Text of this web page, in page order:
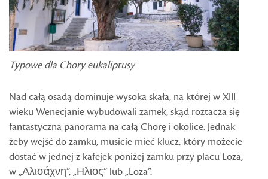
Typowe dla Chory eukaliptusy
Nad całą osadą dominuje wysoka skała, na której w XIII
wieku Wenecjanie wybudowali zamek, skąd roztacza się
fantastyczna panorama na całą Chorę i okolice. Jednak
żeby wejść do zamku, musicie mieć klucz, który możecie
dostać w jednej z kafejek poniżej zamku przy placu Loza,
w „Αλισάχνη”, „Ηλιος” lub „Loza”.